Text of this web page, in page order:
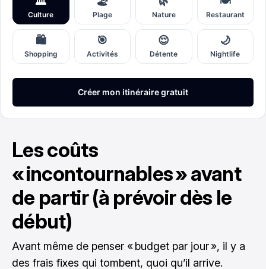
Les coûts
« incontournables » avant
de partir (à prévoir dès le
début)
Avant même de penser « budget par jour », il y a
des frais fixes qui tombent, quoi qu’il arrive.